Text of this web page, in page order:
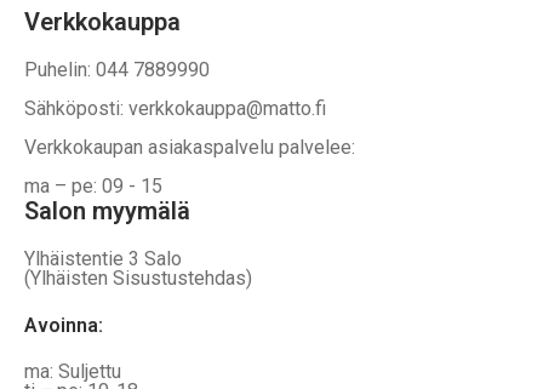
Verkkokauppa
Puhelin: 044 7889990
Sähköposti: verkkokauppa@matto.fi
Verkkokaupan asiakaspalvelu palvelee:
ma – pe: 09 - 15
Salon myymälä
Ylhäistentie 3 Salo
(Ylhäisten Sisustustehdas)
Avoinna:
ma: Suljettu